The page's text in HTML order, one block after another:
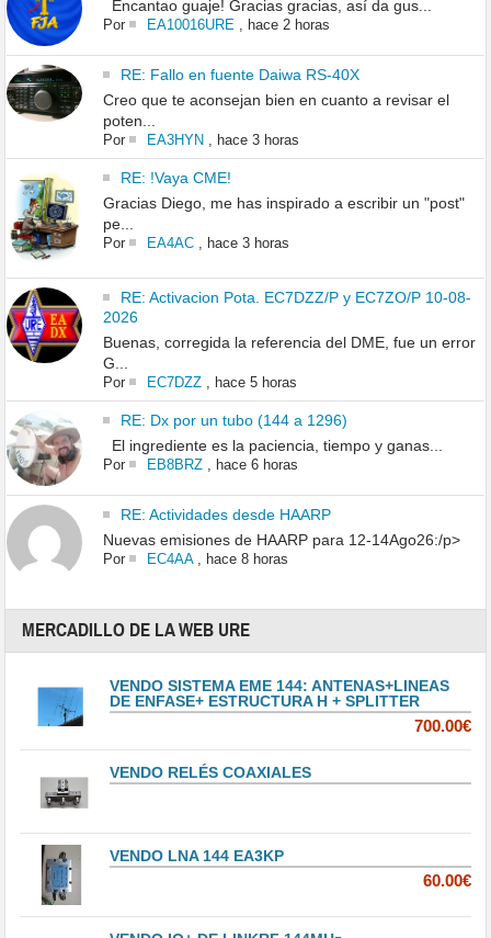
Encantao guaje! Gracias gracias, así da gus...
Por EA10016URE, hace 2 horas
RE: Fallo en fuente Daiwa RS-40X
Creo que te aconsejan bien en cuanto a revisar el
poten...
Por EA3HYN , hace 3 horas
RE: !Vaya CME!
Gracias Diego, me has inspirado a escribir un "post"
pe...
Por EA4AC, hace 3 horas
RE: Activacion Pota. EC7DZZ/P y EC7ZO/P 10-08-
2026
Buenas, corregida la referencia del DME, fue un error
G...
Por EC7DZZ, hace 5 horas
RE: Dx por un tubo (144 a 1296)
El ingrediente es la paciencia, tiempo y ganas...
Por EB8BRZ, hace 6 horas
RE: Actividades desde HAARP
Nuevas emisiones de HAARP para 12-14Ago26:/p>
Por EC4AA, hace 8 horas
MERCADILLO DE LA WEB URE
VENDO SISTEMA EME 144: ANTENAS+LINEAS
DE ENFASE+ ESTRUCTURA H + SPLITTER
700.00€
VENDO RELÉS COAXIALES
VENDO LNA 144 EA3KP
60.00€